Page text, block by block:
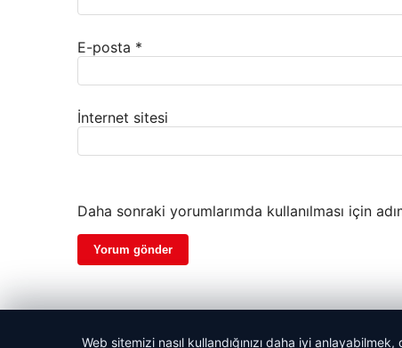
E-posta *
İnternet sitesi
Daha sonraki yorumlarımda kullanılması için
Web sitemizi nasıl kullandığınızı daha iyi